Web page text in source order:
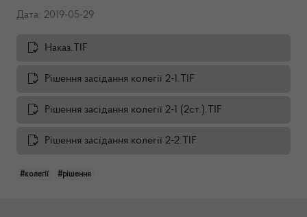
Дата: 2019-05-29
Наказ.TIF
Рішення засідання колегії 2-1.TIF
Рішення засідання колегії 2-1 (2ст.).TIF
Рішення засідання колегії 2-2.TIF
#колегії #рішення